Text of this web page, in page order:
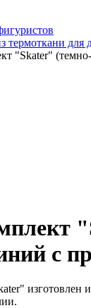
термоткани для
"Skater"
с
изготовлен